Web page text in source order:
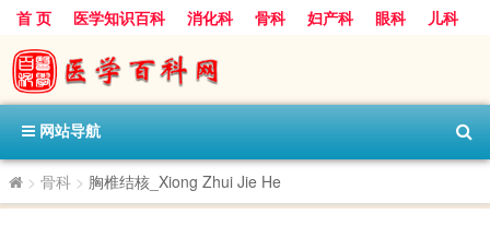
首 页 医学知识百科 消化科 骨科 妇产科 眼科
儿科
心血管病科
呼吸科 神经科
内分泌科
口腔科
网站导航
> 骨科 > 胸椎结核_Xiong Zhui Jie He